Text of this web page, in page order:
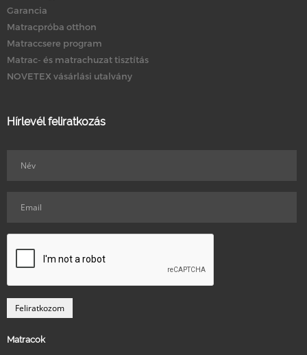
Garancia
Matracpróba otthon
Matraccsere program
Matrac- és matrachuzat tisztítás
NOVETEX vásárlási utalvány
Hírlevél feliratkozás
Matracok